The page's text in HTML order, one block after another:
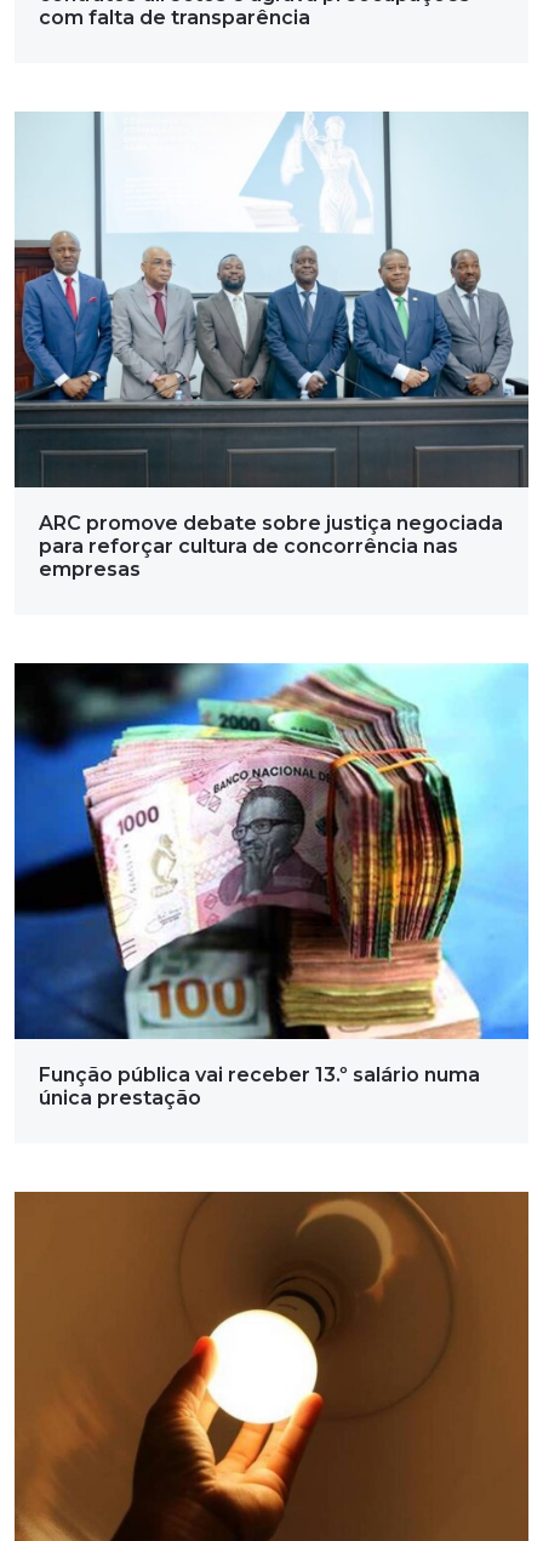
com falta de transparência
ARC promove debate sobre justiça negociada
para reforçar cultura de concorrência nas
empresas
Função pública vai receber 13.º salário numa
única prestação